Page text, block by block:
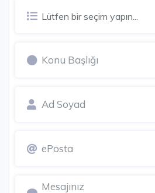
Lütfen bir seçim yapın...